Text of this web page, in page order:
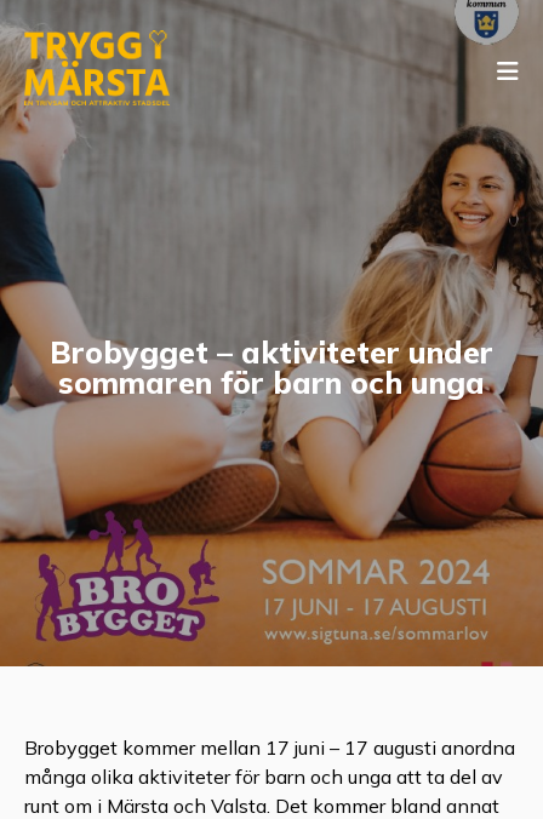
Brobygget – aktiviteter under
sommaren för barn och unga
Brobygget kommer mellan 17 juni – 17 augusti anordna
många olika aktiviteter för barn och unga att ta del av
runt om i Märsta och Valsta. Det kommer bland annat